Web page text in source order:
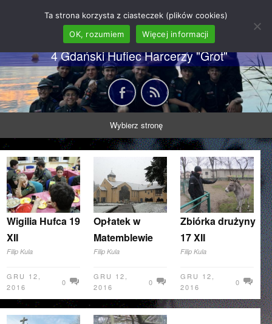
62 GDH "Orkan" im. gen.
Stanisława Sosabowskiego
4 Gdański Hufiec Harcerzy "Grot"
Wybierz stronę
Wigilia Hufca 19
XII
Filip Kula
GRU 12,
2016
0
Opłatek w
Matemblewie
Filip Kula
GRU 12,
2016
0
Zbiórka drużyny
17 XII
Filip Kula
GRU 12,
2016
0
Ta strona korzysta z ciasteczek (plików cookies)
OK, rozumiem
Więcej informacji